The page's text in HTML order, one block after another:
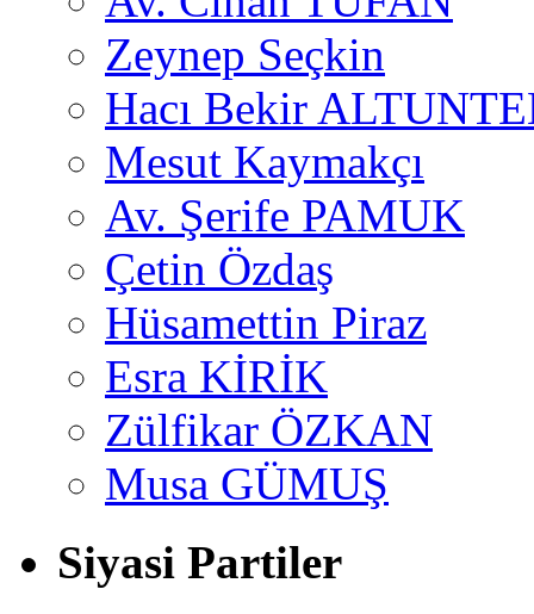
Zeynep Seçkin
Hacı Bekir
Mesut Kaymakçı
Av. Şerife PAMUK
Çetin Özdaş
Hüsamettin Piraz
Esra KİRİK
Zülfikar ÖZKAN
Musa GÜMUŞ
Siyasi Partiler